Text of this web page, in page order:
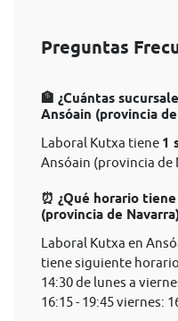
Preguntas
🏦 ¿Cuántas
Ansóain (provincia de
Laboral Kutxa tiene 1
Ansóain (provincia de
⏰ ¿Qué horario
(provincia de
Laboral Kutxa en
tiene siguiente
14:30 de lunes a
16:15 - 19:45 viernes: